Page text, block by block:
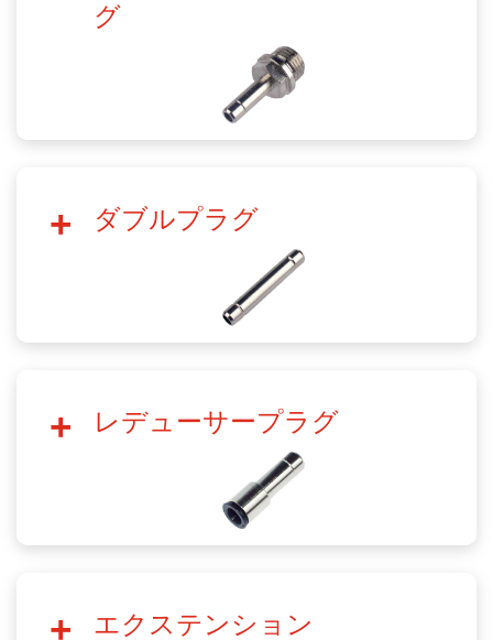
グ
ダブルプラグ
レデューサープラグ
エクステンション